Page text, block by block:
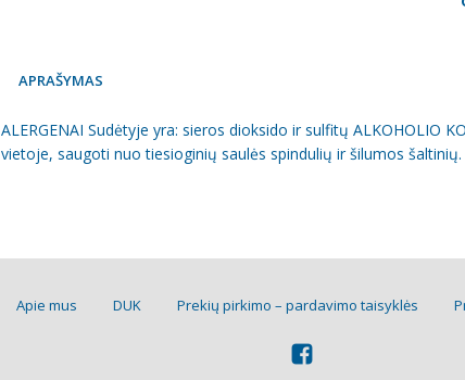
APRAŠYMAS
ALERGENAI Sudėtyje yra: sieros dioksido ir sulfitų ALKOHOLIO
vietoje, saugoti nuo tiesioginių saulės spindulių ir šilumos šaltinių.
Apie mus DUK Prekių pirkimo – pardavimo taisyklės